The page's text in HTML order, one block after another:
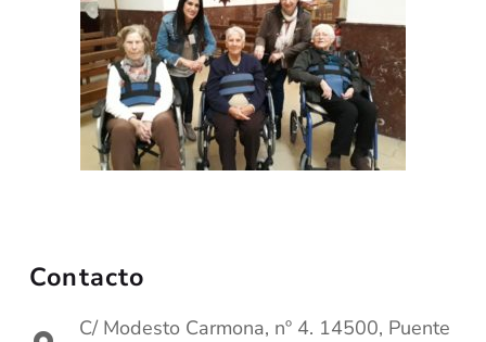
Contacto
C/ Modesto Carmona, nº 4. 14500, Puente